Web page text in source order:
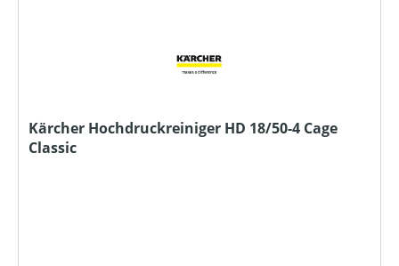
Kärcher Hochdruckreiniger HD 18/50-4 Cage
Classic